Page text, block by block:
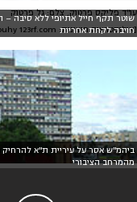
שוטר תקף חייל אתיופי ללא סיבה
חויבה לקחת אחריות
עו"ד פליקס פרטוק, צלם: גל פרטוק
[אילוסטרציה חיצונית: Petr Dlouhy 123rf.com]
ביהמ"ש אסר על עיריית ת"א להרחיק
מהמרחב הציבורי